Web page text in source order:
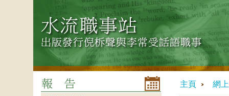
主頁 網